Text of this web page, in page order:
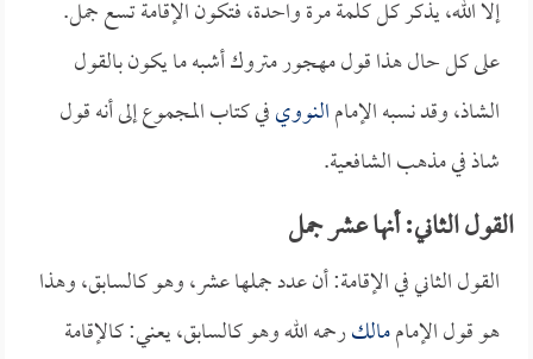
إلا الله، يذكر كل كلمة مرة واحدة، فتكون الإقامة تسع جمل.
على كل حال هذا قول مهجور متروك أشبه ما يكون بالقول
الشاذ، وقد نسبه الإمامالنوويفي كتاب المجموع إلى أنه قول
شاذ في مذهب الشافعية.
القول الثاني: أنها عشر جمل
القول الثاني في الإقامة: أن عدد جملها عشر، وهو كالسابق، وهذا
هو قول الإماممالكرحمه الله وهو كالسابق، يعني: كالإقامة